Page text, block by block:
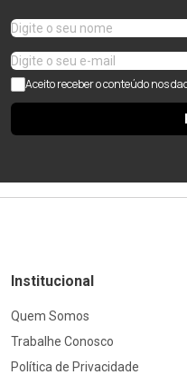
Aceito receber o conteúdo nos
Institucional
Quem Somos
Trabalhe Conosco
Política de Privacidade